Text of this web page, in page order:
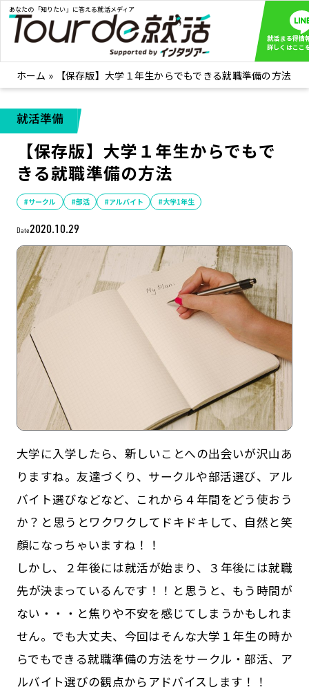
あなたの「知りたい」に答える就活メディア
就活まる得情
詳しくはここ
就活ノウハウ 全て見る
企業まる見え！特捜部
みんなが知らない企業の裏側を徹底調査！
インタツアー活動レポ 全て見る
インタツアーを使ってどうだった？OBOG成功談
社会人インタビュー
社会人になった今、就活を振り返ってみた
学生就活ブログ 全て見る
学生ライターが教える、今就活でやるべきこと
企業・業界研究はインタツアー
記事一覧
インタツアー活用法
LINE登録
運営会社
お問い合わせ
公式SNSはこちら
ホーム » 【保存版】大学１年生からでもできる就職準備の方法
就活準備
【保存版】大学１年生からでもで
きる就職準備の方法
#サークル #部活 #アルバイト #大学1年生
Date2020.10.29
大学に入学したら、新しいことへの出会いが沢山あ
りますね。友達づくり、サークルや部活選び、アル
バイト選びなどなど、これから４年間をどう使おう
か？と思うとワクワクしてドキドキして、自然と笑
顔になっちゃいますね！！
しかし、２年後には就活が始まり、３年後には就職
先が決まっているんです！！と思うと、もう時間が
ない・・・と焦りや不安を感じてしまうかもしれま
せん。でも大丈夫、今回はそんな大学１年生の時か
らでもできる就職準備の方法をサークル・部活、ア
ルバイト選びの観点からアドバイスします！！